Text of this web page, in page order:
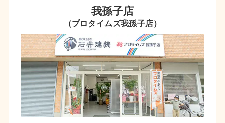
我孫子店
（プロタイムズ我孫子店）